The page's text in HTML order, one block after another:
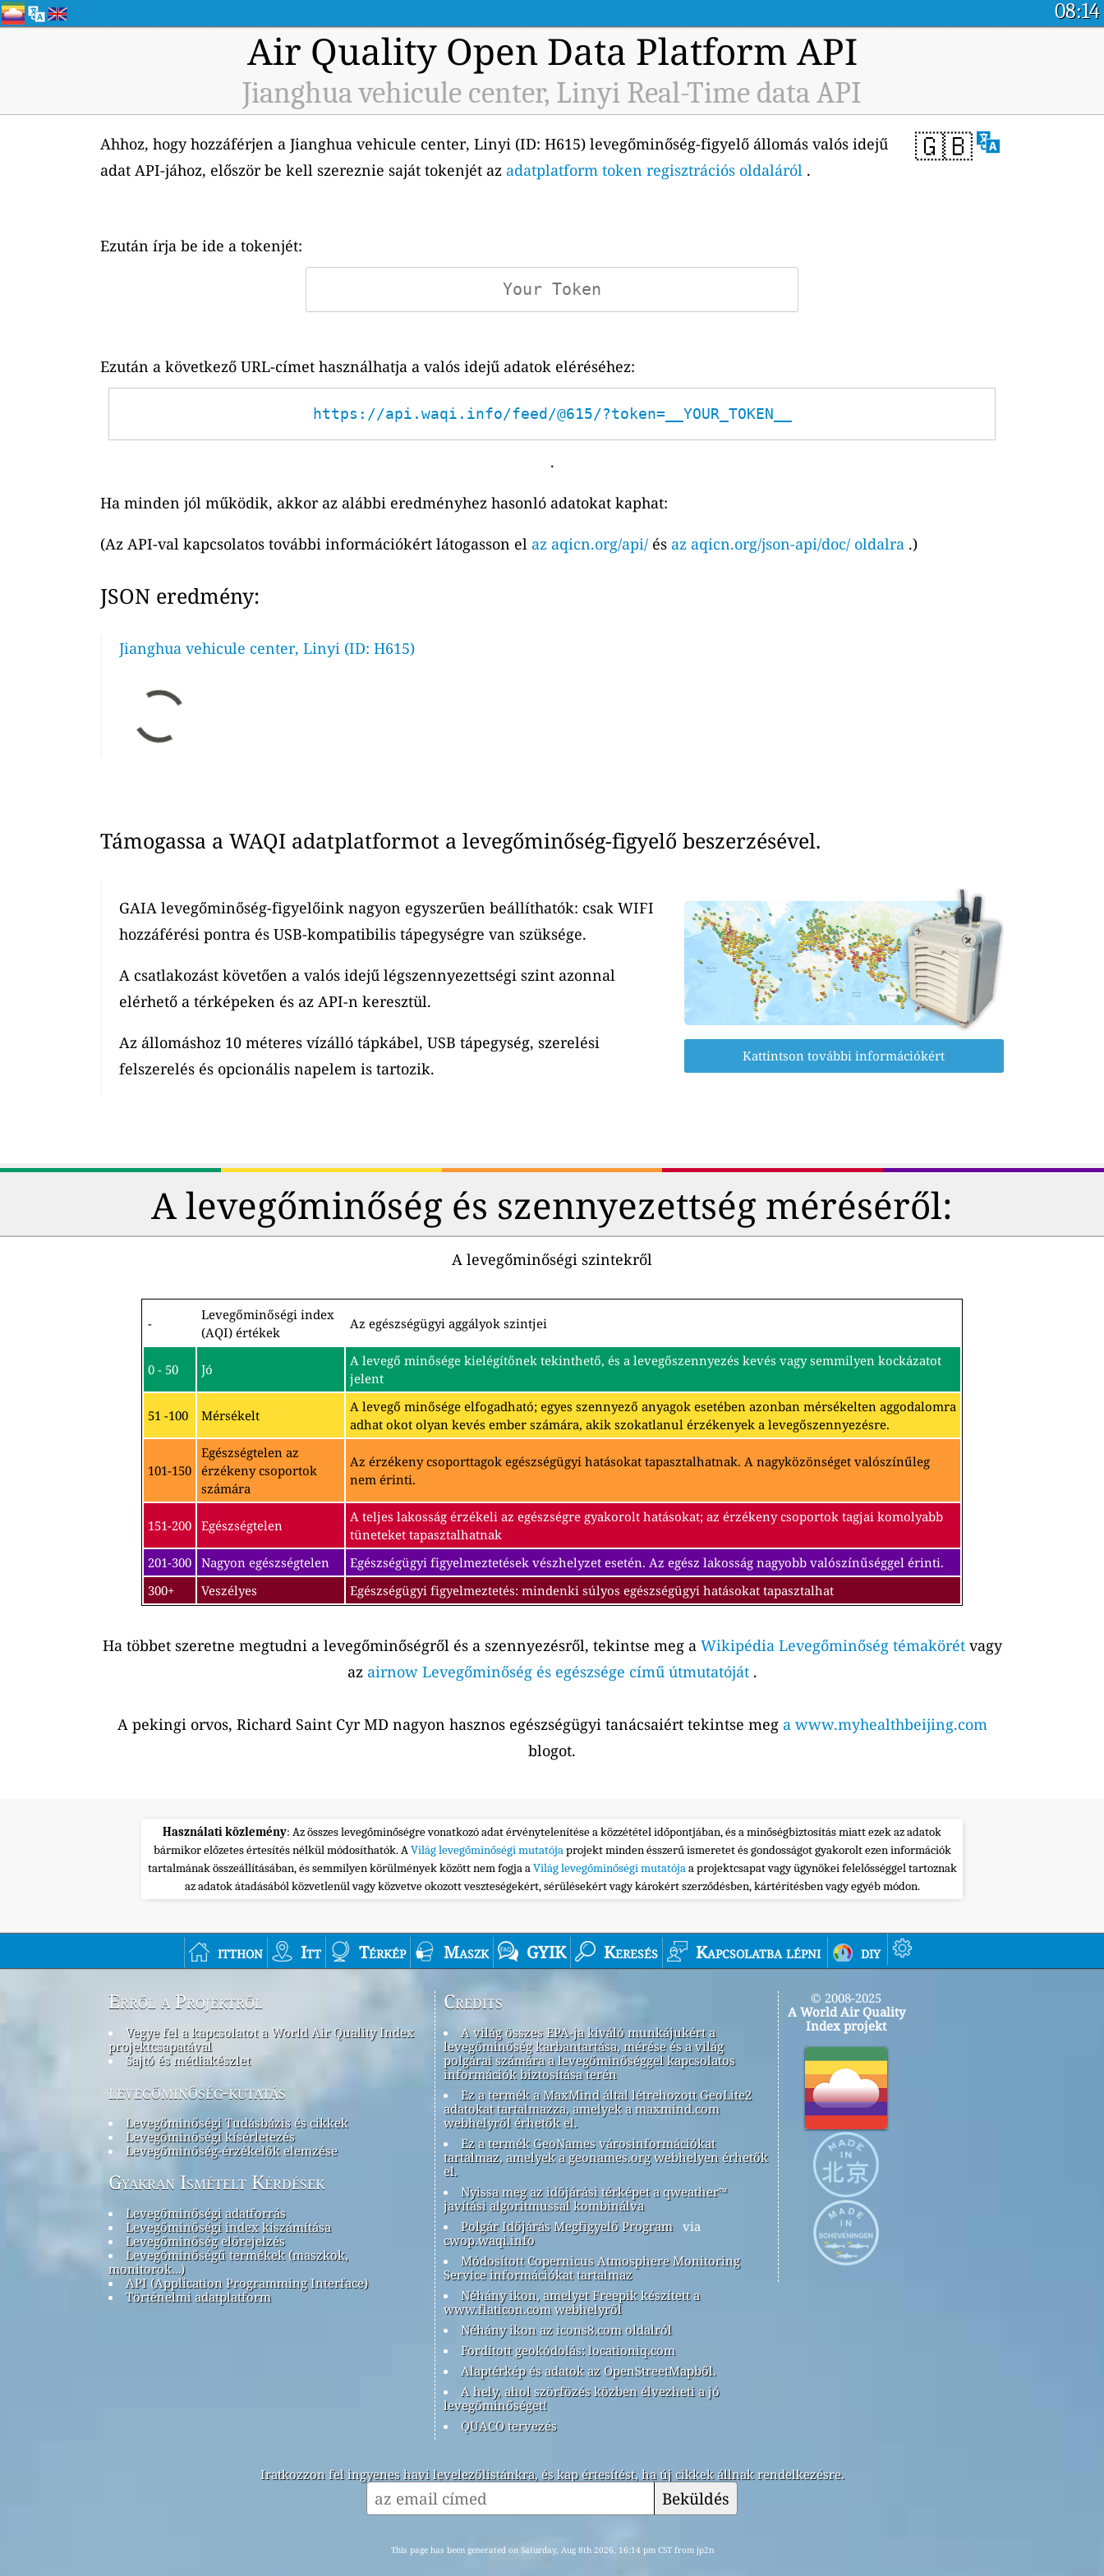
08:14
Air Quality Open Data Platform API
Jianghua vehicule center, Linyi Real-Time data API
🇬🇧
Ahhoz, hogy hozzáférjen a Jianghua vehicule center, Linyi (ID: H615) levegőminőség-figyelő állomás valós idejű
adat API-jához, először be kell szereznie saját tokenjét az adatplatform token regisztrációs oldaláról .
Ezután írja be ide a tokenjét:
Ezután a következő URL-címet használhatja a valós idejű adatok eléréséhez:
https://api.waqi.info/feed/@615/?token=__YOUR_TOKEN__
.
Ha minden jól működik, akkor az alábbi eredményhez hasonló adatokat kaphat:
(Az API-val kapcsolatos további információkért látogasson el az aqicn.org/api/ és az aqicn.org/json-api/doc/ oldalra .)
JSON eredmény:
Jianghua vehicule center, Linyi (ID: H615)
Támogassa a WAQI adatplatformot a levegőminőség-figyelő beszerzésével.
GAIA levegőminőség-figyelőink nagyon egyszerűen beállíthatók: csak WIFI
hozzáférési pontra és USB-kompatibilis tápegységre van szüksége.
A csatlakozást követően a valós idejű légszennyezettségi szint azonnal
elérhető a térképeken és az API-n keresztül.
Az állomáshoz 10 méteres vízálló tápkábel, USB tápegység, szerelési
felszerelés és opcionális napelem is tartozik.
Kattintson további információkért
A levegőminőség és szennyezettség méréséről:
A levegőminőségi szintekről
-
Levegőminőségi index
(AQI) értékek
Az egészségügyi aggályok szintjei
0 - 50 Jó
A levegő minősége kielégítőnek tekinthető, és a levegőszennyezés kevés vagy semmilyen kockázatot
jelent
51 -100 Mérsékelt
A levegő minősége elfogadható; egyes szennyező anyagok esetében azonban mérsékelten aggodalomra
adhat okot olyan kevés ember számára, akik szokatlanul érzékenyek a levegőszennyezésre.
101-150
Egészségtelen az
érzékeny csoportok
számára
Az érzékeny csoporttagok egészségügyi hatásokat tapasztalhatnak. A nagyközönséget valószínűleg
nem érinti.
151-200 Egészségtelen
A teljes lakosság érzékeli az egészségre gyakorolt hatásokat; az érzékeny csoportok tagjai komolyabb
tüneteket tapasztalhatnak
201-300 Nagyon egészségtelen
Egészségügyi figyelmeztetések vészhelyzet esetén. Az egész lakosság nagyobb valószínűséggel érinti.
300+
Veszélyes Egészségügyi figyelmeztetés: mindenki súlyos egészségügyi hatásokat tapasztalhat
Ha többet szeretne megtudni a levegőminőségről és a szennyezésről, tekintse meg a Wikipédia Levegőminőség témakörétvagy
az airnow Levegőminőség és egészsége című útmutatóját.
A pekingi orvos, Richard Saint Cyr MD nagyon hasznos egészségügyi tanácsaiért tekintse meg a www.myhealthbeijing.com
blogot.
Használati közlemény: Az összes levegőminőségre vonatkozó adat érvénytelenítése a közzététel időpontjában, és a minőségbiztosítás miatt ezek az adatok
bármikor előzetes értesítés nélkül módosíthatók. AVilág levegőminőségi mutatójaprojekt minden ésszerű ismeretet és gondosságot gyakorolt ezen információk
tartalmának összeállításában, és semmilyen körülmények között nem fogja aVilág levegőminőségi mutatójaa projektcsapat vagy ügynökei felelősséggel tartoznak
az adatok átadásából közvetlenül vagy közvetve okozott veszteségekért, sérülésekért vagy károkért szerződésben, kártérítésben vagy egyéb módon.
itthon Itt Térkép Maszk GYIK Keresés Kapcsolatba lépni diy
Erről a Projektről
Vegye fel a kapcsolatot a World Air Quality Index
projektcsapatával
Sajtó és médiakészlet
levegőminőség-kutatás
Levegőminőségi Tudásbázis és cikkek
Levegőminőségi kísérletezés
Levegőminőség-érzékelők elemzése
Gyakran Ismételt Kérdések
Levegőminőségi adatforrás
Levegőminőségi index kiszámítása
Levegőminőség előrejelzés
Levegőminőségű termékek (maszkok,
monitorok…)
API (Application Programming Interface)
Történelmi adatplatform
Credits
A világ összes EPA-ja kiváló munkájukért a
levegőminőség karbantartása, mérése és a világ
polgárai számára a levegőminőséggel kapcsolatos
információk biztosítása terén
Ez a termék a MaxMind által létrehozott GeoLite2
adatokat tartalmazza, amelyek a maxmind.com
webhelyről érhetők el.
Ez a termék GeoNames városinformációkat
tartalmaz, amelyek a geonames.org webhelyen érhetők
el.
Nyissa meg az időjárási térképet a qweather™
javítási algoritmussal kombinálva
Polgár Időjárás Megfigyelő Program via
cwop.waqi.info
Módosított Copernicus Atmosphere Monitoring
Service információkat tartalmaz
Néhány ikon, amelyet Freepik készített a
www.flaticon.com webhelyről
Néhány ikon az icons8.com oldalról
Fordított geokódolás: locationiq.com
Alaptérkép és adatok az OpenStreetMapből.
A hely, ahol szörfözés közben élvezheti a jó
levegőminőséget!
QUACO tervezés
© 2008-2025
A World Air Quality
Index projekt
Iratkozzon fel ingyenes havi levelezőlistánkra, és kap értesítést, ha új cikkek állnak rendelkezésre.
Beküldés
This page has been generated on Saturday, Aug 8th 2026, 16:14 pm CST from jp2n